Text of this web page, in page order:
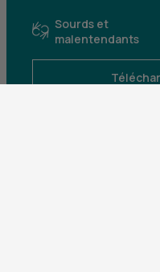
Sourds et
malentendants